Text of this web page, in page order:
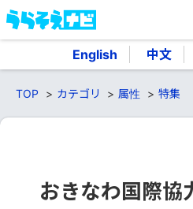
English 中文
TOP カテゴリ 属性 特集
おきなわ国際協